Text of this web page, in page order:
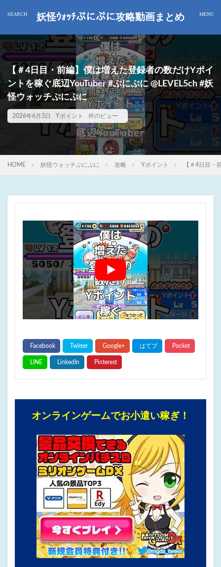
妖怪ｳｫｯﾁぷにぷに攻略動画まとめ
【＃4日目・前編】僕は増えた登録者の数だけYポイ
ントを稼ぐ底辺YouTuber #ぷにぷに @LEVEL5ch #妖
怪ウォッチぷにぷに
2026年6月3日 Yポイント 件のビュー
HOME 妖怪ウォッチぷにぷに 攻略 Yポイント 【＃4日目・
オンラインゲームでお小遣い稼ぎ！